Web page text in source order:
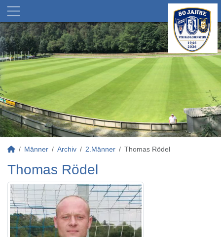
Männer Archiv 2.Männer Thomas Rödel
Thomas Rödel